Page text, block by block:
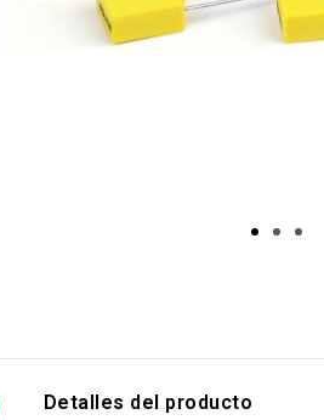
Detalles del producto